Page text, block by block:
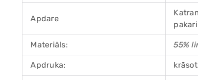
Apdare
Materiāls: 55%
Apdruka: